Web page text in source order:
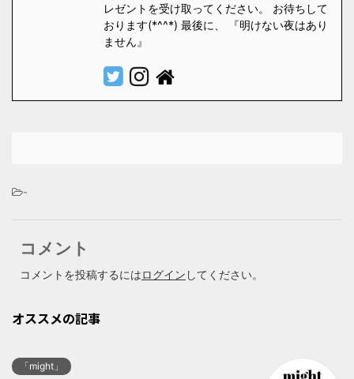
レゼントを受け取ってください。 お待ちして
おります(*^^*) 最後に、 『明けない夜はあり
ません』
-
コメント
コメントを投稿するにはログイン してください。
オススメの記事
「might」